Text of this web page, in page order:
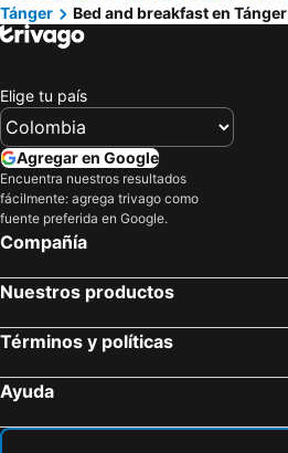
Tánger
Bed and breakfast en Tánger
Elige tu país
Agregar en Google
Encuentra nuestros resultados
fácilmente: agrega trivago como
fuente preferida en Google.
Compañía
Nuestros productos
Términos y políticas
Ayuda